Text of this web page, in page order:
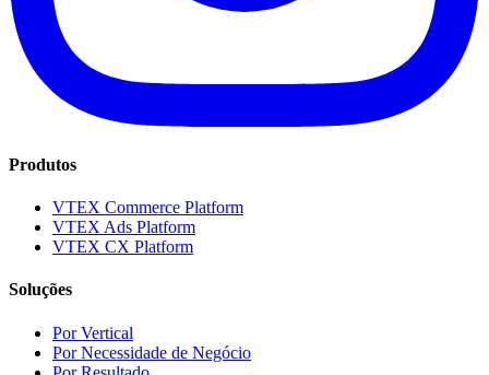
Produtos
VTEX Commerce Platform
VTEX Ads Platform
VTEX CX Platform
Soluções
Por Vertical
Por Necessidade de Negócio